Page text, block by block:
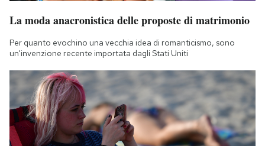
La moda anacronistica delle proposte di matrimonio
Per quanto evochino una vecchia idea di romanticismo, sono
un'invenzione recente importata dagli Stati Uniti